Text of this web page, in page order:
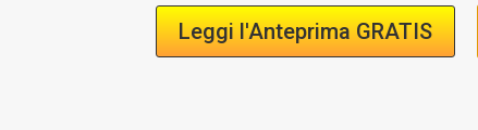
Leggi l'Anteprima GRATIS